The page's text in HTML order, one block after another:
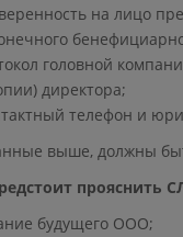
на лицо
головной
директора;
телефон и
выше, должны
будущего ООО;